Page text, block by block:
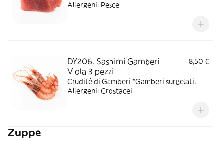
Allergeni: Pesce
DY206. Sashimi Gamberi
Viola 3 pezzi
8,50 €
Cruditè di Gamberi *Gamberi surgelati.
Allergeni: Crostacei
Zuppe